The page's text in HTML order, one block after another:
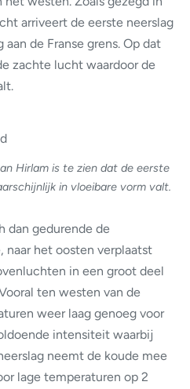
arriveert de eerste neerslag
de Franse grens. Op dat
zachte lucht waardoor de
Hirlam is te zien dat de eerste
in vloeibare vorm valt.
dan gedurende de
naar het oosten verplaatst
in een groot deel
ten westen van de
weer laag genoeg voor
intensiteit waarbij
neemt de koude mee
lage temperaturen op 2